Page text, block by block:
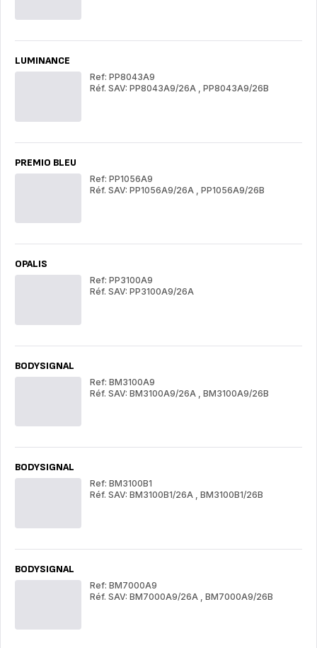
LUMINANCE
Ref: PP8043A9
Réf. SAV: PP8043A9/26A , PP8043A9/26B
PREMIO BLEU
Ref: PP1056A9
Réf. SAV: PP1056A9/26A
PP1056A9/26B
OPALIS
Ref: PP3100A9
Réf. SAV: PP3100A9/26A
BODYSIGNAL
Ref: BM3100A9
Réf. SAV: BM3100A9/26A
BM3100A9/26B
BODYSIGNAL
Ref: BM3100B1
Réf. SAV: BM3100B1/26A , BM3100B1/26B
BODYSIGNAL
Ref: BM7000A9
Réf. SAV: BM7000A9/26A
BM7000A9/26B